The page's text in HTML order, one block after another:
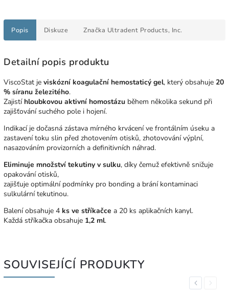
Popis Diskuze Značka Ultradent Products, Inc.
Detailní popis produktu
ViscoStat je viskózní koagulační hemostaticý gel, který obsahuje 20
% síranu železitého.
Zajistí hloubkovou aktivní homostázu během několika sekund při
zajišťování suchého pole i hojení.
Indikací je dočasná zástava mírného krvácení ve frontálním úseku a
zastavení toku slin před zhotovením otisků, zhotovování výplní,
nasazováním provizorních a definitivních náhrad.
Eliminuje množství tekutiny v sulku, díky čemuž efektivně snižuje
opakování otisků,
zajišťuje optimální podmínky pro bonding a brání kontaminaci
sulkulární tekutinou.
Balení obsahuje 4 ks ve stříkačce a 20 ks aplikačních kanyl.
Každá stříkačka obsahuje 1,2 ml.
SOUVISEJÍCÍ PRODUKTY
PreviousNext